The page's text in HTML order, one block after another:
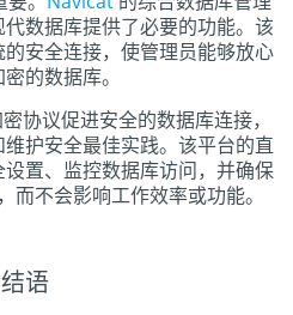
数据库提供了必要的功能。该
安全连接，使管理员能够放心
的数据库。
协议促进安全的数据库连接，
护安全最佳实践。该平台的直
置、监控数据库访问，并确保
而不会影响工作效率或功能。
结语